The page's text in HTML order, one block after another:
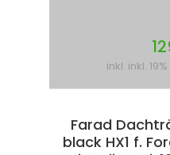
inkl. inkl.
Farad
black HX1 f.